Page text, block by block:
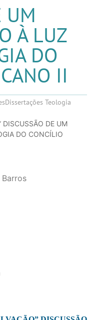
UM
À LUZ
DO
II
Dissertações Teologia
DISCUSSÃO DE UM
DO CONCÍLIO
Barros